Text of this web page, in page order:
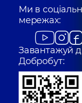
Ми в
мережах:
Завантажуй
Добробут: